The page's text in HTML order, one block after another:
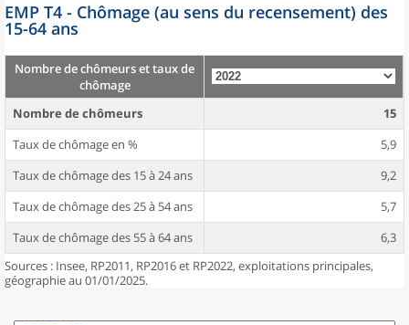
EMP T4 - Chômage (au sens du recensement) des
15-64 ans
Nombre de chômeurs et taux de
chômage
Nombre de chômeurs
15
Taux de chômage en %
5,9
Taux de chômage des 15 à 24 ans
9,2
Taux de chômage des 25 à 54 ans
5,7
Taux de chômage des 55 à 64 ans
6,3
Sources : Insee, RP2011, RP2016 et RP2022, exploitations principales,
géographie au 01/01/2025.